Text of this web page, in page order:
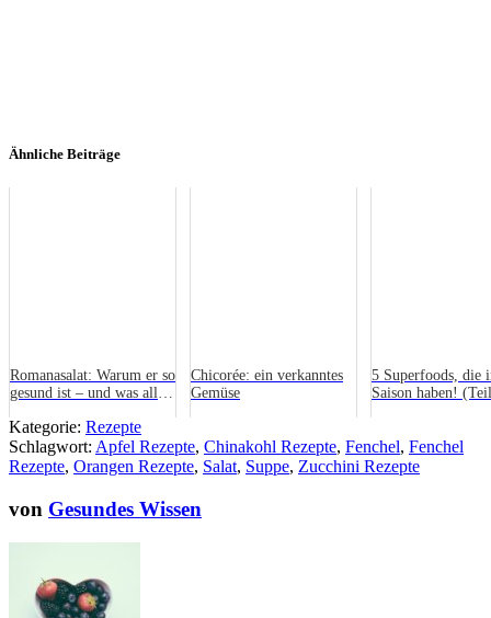
Ähnliche Beiträge
Romanasalat: Warum er so
gesund ist – und was alles
Chicorée: ein verkanntes
Gemüse
5 Superfoods, die
Saison haben!
Kategorie: Rezepte
Schlagwort: Apfel Rezepte, Chinakohl Rezepte, Fenchel, Fenchel
Rezepte, Orangen Rezepte, Salat, Suppe, Zucchini Rezepte
von Gesundes Wissen